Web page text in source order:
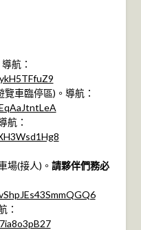
航：
車臨停區)。導航：
航：
場(接人)。 請夥伴們務必
：